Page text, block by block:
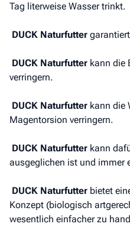
Tag literweise Wasser trinkt.
DUCK Naturfutter
DUCK Naturfutter kann die
verringern.
DUCK Naturfutter kann die
Magentorsion verringern.
DUCK Naturfutter kann
ausgeglichen ist und immer
DUCK Naturfutter bietet
Konzept (biologisch
wesentlich einfacher zu